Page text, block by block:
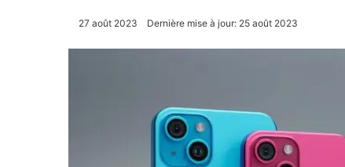
27 août 2023 Dernière mise à jour: 25 août 2023